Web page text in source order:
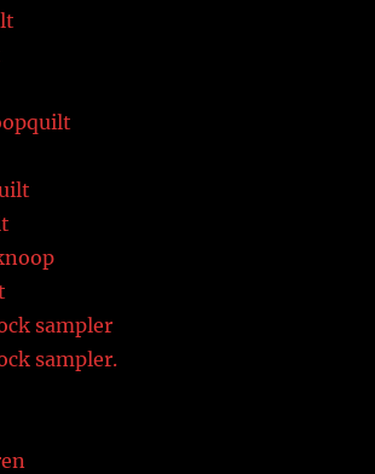
sampler
sampler.